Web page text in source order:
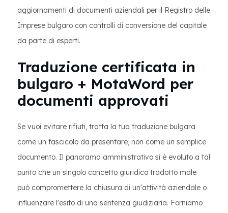
aggiornamenti di documenti aziendali per il Registro delle
Imprese bulgaro con controlli di conversione del capitale
da parte di esperti.
Traduzione certificata in
bulgaro + MotaWord per
documenti approvati
Se vuoi evitare rifiuti, tratta la tua traduzione bulgara
come un fascicolo da presentare, non come un semplice
documento. Il panorama amministrativo si è evoluto a tal
punto che un singolo concetto giuridico tradotto male
può compromettere la chiusura di un'attività aziendale o
influenzare l'esito di una sentenza giudiziaria. Forniamo